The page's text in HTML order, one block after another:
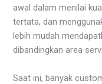
awal dalam menilai
tertata, dan
lebih mudah
dibandingkan area
Saat ini, banyak